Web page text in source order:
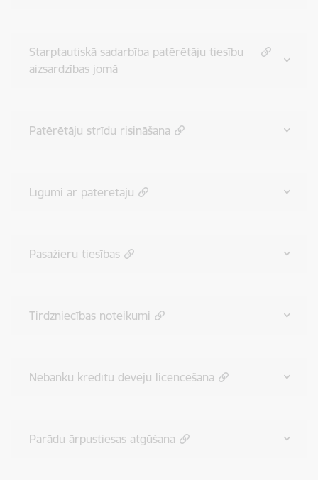
Starptautiskā sadarbība patērētāju tiesību
aizsardzības jomā
Patērētāju strīdu risināšana
Līgumi ar patērētāju
Pasažieru tiesības
Tirdzniecības noteikumi
Nebanku kredītu devēju licencēšana
Parādu ārpustiesas atgūšana